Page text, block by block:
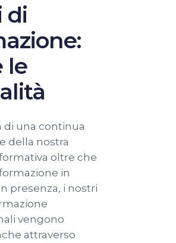
di
le
di una continua
della nostra
oltre che
in
presenza, i nostri
vengono
attraverso